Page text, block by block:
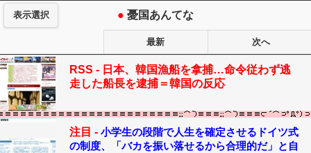
表示選択 ● 憂国あんてな
最新 次へ
RSS - 日本、韓国漁船を拿捕…命令従わず逃
走した船長を逮捕＝韓国の反応
注目 - 小学生の段階で人生を確定させるドイツ式
の制度、「バカを振い落せるから合理的だ」と自